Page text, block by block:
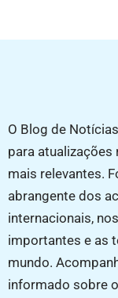
O Blog de
para
mais relevantes.
abrangente dos
internacionais,
importantes e as
mundo.
informado sobre